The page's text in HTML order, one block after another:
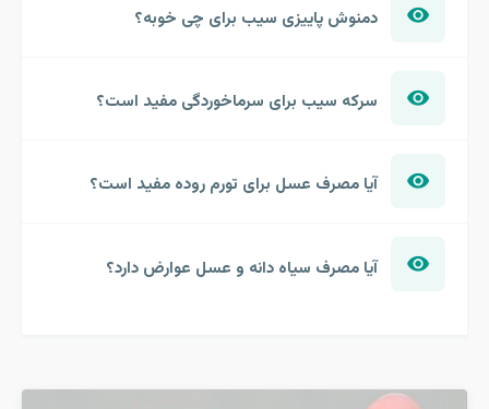
دمنوش پاییزی سیب برای چی خوبه؟
سرکه سیب برای سرماخوردگی مفید است؟
آیا مصرف عسل برای تورم روده مفید است؟
آیا مصرف سیاه دانه و عسل عوارض دارد؟